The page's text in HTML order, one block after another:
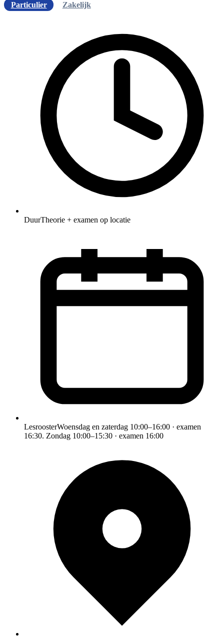
Particulier
Zakelijk
DuurTheorie + examen op locatie
LesroosterWoensdag en zaterdag 10:00–16:00 · examen
16:30. Zondag 10:00–15:30 · examen 16:00